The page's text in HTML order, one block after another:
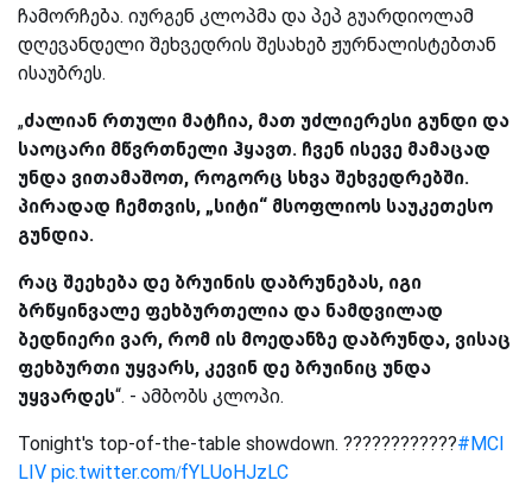
ჩამორჩება. იურგენ კლოპმა და პეპ გუარდიოლამ
დღევანდელი შეხვედრის შესახებ ჟურნალისტებთან
ისაუბრეს.
„ძალიან რთული მატჩია, მათ უძლიერესი გუნდი და
საოცარი მწვრთნელი ჰყავთ. ჩვენ ისევე მამაცად
უნდა ვითამაშოთ, როგორც სხვა შეხვედრებში.
პირადად ჩემთვის, „სიტი“ მსოფლიოს საუკეთესო
გუნდია.
რაც შეეხება დე ბრუინის დაბრუნებას, იგი
ბრწყინვალე ფეხბურთელია და ნამდვილად
ბედნიერი ვარ, რომ ის მოედანზე დაბრუნდა, ვისაც
ფეხბურთი უყვარს, კევინ დე ბრუინიც უნდა
უყვარდეს“. - ამბობს კლოპი.
Tonight's top-of-the-table showdown. ????????????#MCI
LIV pic.twitter.com/fYLUoHJzLC